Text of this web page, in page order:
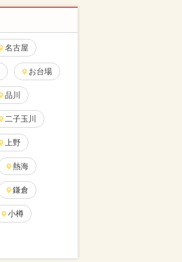
名古屋
お台場
品川
二子玉川
上野
熱海
鎌倉
小樽